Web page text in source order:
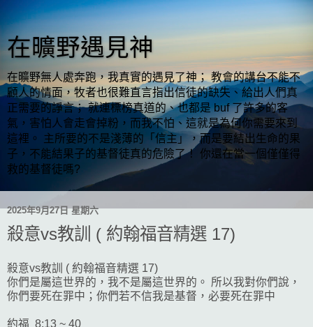
在曠野遇見神
在曠野無人處奔跑，我真實的遇見了神； 教會的講台不能不
顧人的情面，牧者也很難直言指出信徒的缺失、給出人們真
正需要的諍言； 就連標榜真道的、也都是 buf 了許多的客
氣，害怕人會走會掉粉，而我不怕、這就是為何你需要來到
這裡。 主所要的不是淺薄的「信主」，而是要結出生命的果
子，不能結果子的基督徒真的危險了！ 你還在當一個僅僅得
救的基督徒嗎?
2025年9月27日 星期六
殺意vs教訓 ( 約翰福音精選 17)
殺意vs教訓 ( 約翰福音精選 17)
你們是屬這世界的，我不是屬這世界的。 所以我對你們說，
你們要死在罪中；你們若不信我是基督，必要死在罪中
約福 8:13 ~ 40